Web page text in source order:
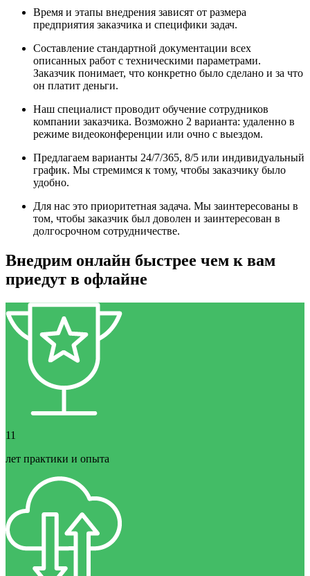
Время и этапы внедрения зависят от размера
предприятия заказчика и специфики задач.
Составление стандартной документации всех
описанных работ с техническими параметрами.
Заказчик понимает, что конкретно было сделано и за что
он платит деньги.
Наш специалист проводит обучение сотрудников
компании заказчика. Возможно 2 варианта: удаленно в
режиме видеоконференции или очно с выездом.
Предлагаем варианты 24/7/365, 8/5 или индивидуальный
график. Мы стремимся к тому, чтобы заказчику было
удобно.
Для нас это приоритетная задача. Мы заинтересованы в
том, чтобы заказчик был доволен и заинтересован в
долгосрочном сотрудничестве.
Внедрим онлайн быстрее чем к вам
приедут в офлайне
11
лет практики и опыта